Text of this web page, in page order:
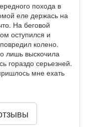
похода в
еле держась на
На беговой
оступился и
колено.
лишь выскочила
гораздо серьезней.
мне ехать